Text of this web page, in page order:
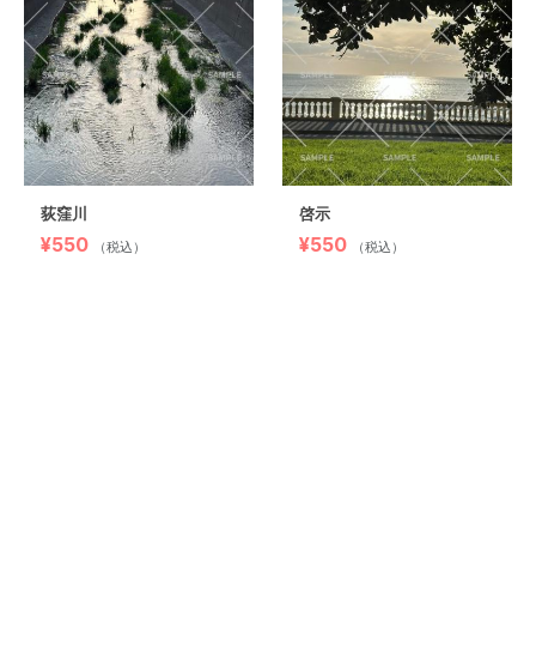
荻窪川
¥550 （税込）
啓示
¥550 （税込）